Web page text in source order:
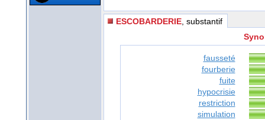
ESCOBARDERIE , substantif
fausseté
fourberie
fuite
hypocrisie
restriction
simulation